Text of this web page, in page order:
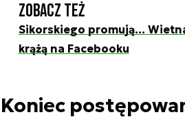
Zobacz też
Sikorskiego promują...
krążą na Facebooku
Koniec